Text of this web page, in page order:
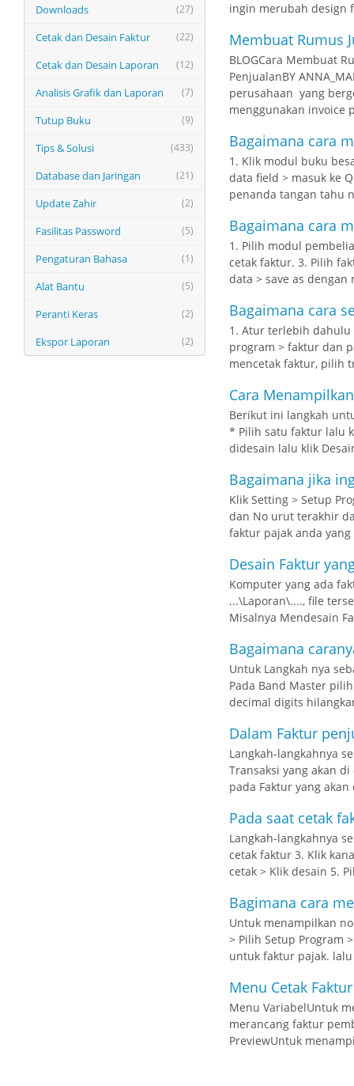
(27)
Downloads
(22)
Cetak dan Desain Faktur
(12)
Cetak dan Desain Laporan
(7)
Analisis Grafik dan Laporan
(9)
Tutup Buku
(433)
Tips & Solusi
(21)
Database dan Jaringan
(2)
Update Zahir
(5)
Fasilitas Password
(1)
Pengaturan Bahasa
(5)
Alat Bantu
(2)
Peranti Keras
(2)
Ekspor Laporan
ingin merubah design
Membuat Rumus
BLOGCara Membuat
PenjualanBY
perusahaan yang
menggunakan invoice
Bagaimana cara
1. Klik modul buku
data field > masuk ke
penanda tangan tahu
Bagaimana cara
1. Pilih modul
cetak faktur. 3. Pilih
data > save as dengan
Bagaimana cara
1. Atur terlebih dahulu
program > faktur dan
mencetak faktur, pilih
Cara
Berikut ini langkah
* Pilih satu faktur lalu
didesain lalu klik
Bagaimana jika
Klik Setting > Setup
dan No urut terakhir
faktur pajak anda
Desain Faktur
Komputer yang ada
...\Laporan\...., file
Misalnya Mendesain
Bagaimana
Untuk Langkah nya
Pada Band Master
decimal digits
Dalam Faktur
Langkah-langkahnya
Transaksi yang akan
pada Faktur yang
Pada saat cetak
Langkah-langkahnya
cetak faktur 3. Klik
cetak > Klik desain 5.
Bagimana cara
Untuk menampilkan
> Pilih Setup Program
untuk faktur pajak.
Menu Cetak Faktur
Menu VariabelUntuk
merancang faktur
PreviewUntuk